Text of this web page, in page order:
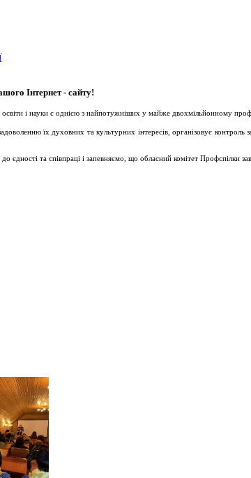
Інтернет - сайту!
і науки є однією з найпотужніших у майже двохмільйонному
їх духовних та культурних інтересів, організовує контроль за
та співпраці і запевняємо, що обласний комітет Профспілки